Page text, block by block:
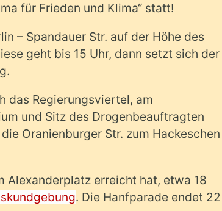
für Frieden und Klima“ statt!
– Spandauer Str. auf der Höhe des
geht bis 15 Uhr, dann setzt sich der
das Regierungsviertel, am
und Sitz des Drogenbeauftragten
Oranienburger Str. zum Hackeschen
Alexanderplatz erreicht hat, etwa 18
. Die Hanfparade endet 22